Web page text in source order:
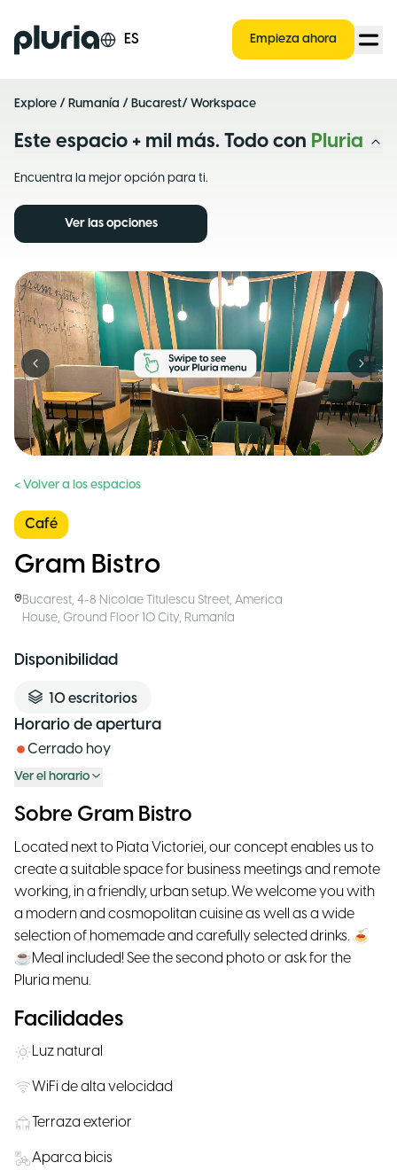
Logo Pluria ES Empieza ahora
Explore / Rumanía / Bucarest/ Workspace
Este espacio + mil más. Todo con Pluria
Encuentra la mejor opción para ti.
Ver las opciones
Previous slide Next
< Volver a los espacios
Café
Gram Bistro
Bucarest,4-8 Nicolae Titulescu Street, America
House, Ground Floor 10 City, Rumanía
Disponibilidad
10escritorios
Horario de apertura
Cerrado hoy
Ver el horario
Sobre Gram Bistro
Located next to Piata Victoriei, our concept enables us to
create a suitable space for business meetings and remote
working, in a friendly, urban setup. We welcome you with
a modern and cosmopolitan cuisine as well as a wide
selection of homemade and carefully selected drinks. 🍝
☕Meal included! See the second photo or ask for the
Pluria menu.
Facilidades
Luz natural
WiFi de alta velocidad
Terraza exterior
Aparca bicis